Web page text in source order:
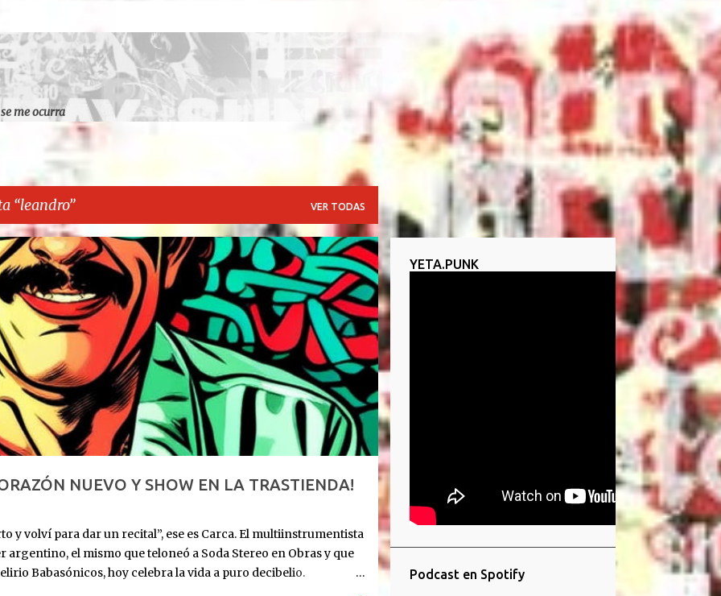
me ocurra
leandro VER TODAS
NUEVO Y SHOW EN LA TRASTIENDA!
y volví para dar un recital”, ese es Carca. El multiinstrumentista
argentino, el mismo que teloneó a Soda Stereo en Obras y que
Babasónicos, hoy celebra la vida a puro decibelio.
YETA.PUNK
Podcast en Spotify